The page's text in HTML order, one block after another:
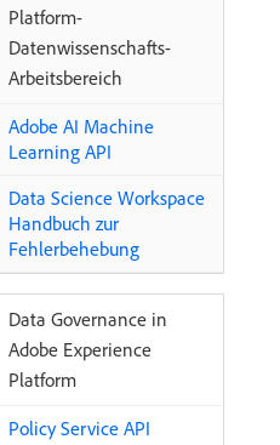
Platform-
Datenwissenschafts-
Arbeitsbereich
Adobe AI Machine
Learning API
Data Science Workspace
Handbuch zur
Fehlerbehebung
Data Governance in
Adobe Experience
Platform
Policy Service API